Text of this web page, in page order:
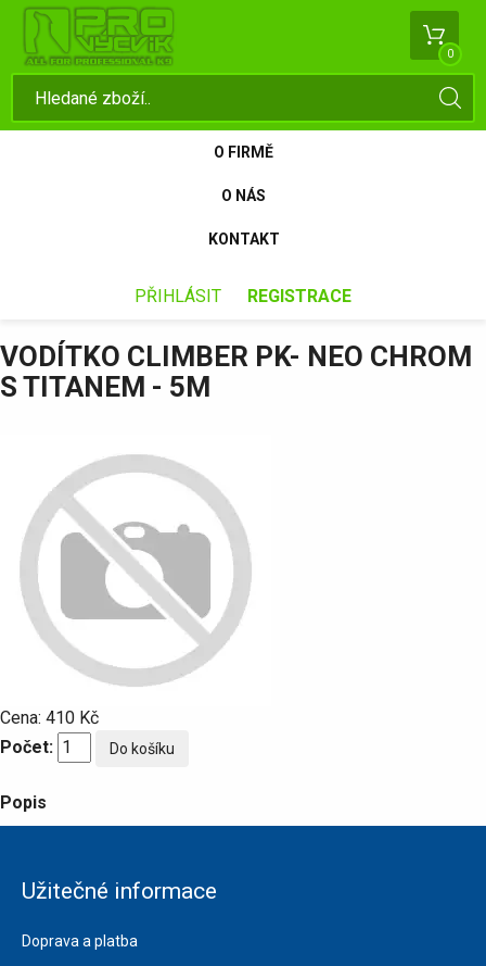
0
O FIRMĚ
O NÁS
KONTAKT
PŘIHLÁSIT REGISTRACE
VODÍTKO CLIMBER PK- NEO CHROM
S TITANEM - 5M
Cena: 410 Kč
Počet:
Popis
Užitečné informace
Doprava a platba